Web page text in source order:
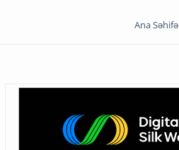
Ana Səhifə